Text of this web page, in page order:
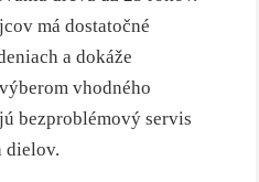
má dostatočné
a dokáže
vhodného
bezproblémový servis
dielov.